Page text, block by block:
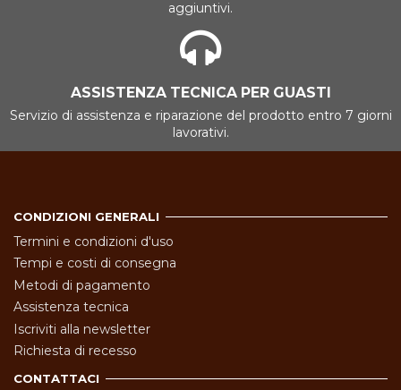
aggiuntivi.
ASSISTENZA TECNICA PER GUASTI
Servizio di assistenza e riparazione del prodotto entro 7 giorni
lavorativi.
CONDIZIONI GENERALI
Termini e condizioni d'uso
Tempi e costi di consegna
Metodi di pagamento
Assistenza tecnica
Iscriviti alla newsletter
Richiesta di recesso
CONTATTACI